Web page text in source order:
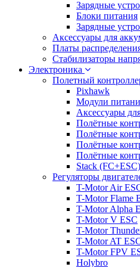
Зарядные
Блоки питания
Зарядные
Аксессуары для
Платы
Стабилизаторы
Электроника
Полетный
Pixhawk
Модули
Аксессуары
Полётные
Полётные
Полётные
Полётные
Stack (FC+ESC)
Регуляторы
T-Motor Air
T-Motor Flame
T-Motor Alpha
T-Motor V ESC
T-Motor
T-Motor AT
T-Motor FPV
Holybro